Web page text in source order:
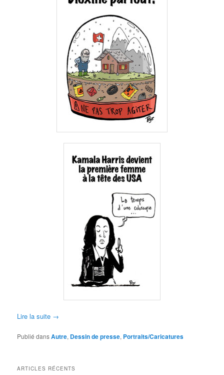
Lire la suite →
Publié dansAutre, Dessin de presse, Portraits/Caricatures
ARTICLES RÉCENTS